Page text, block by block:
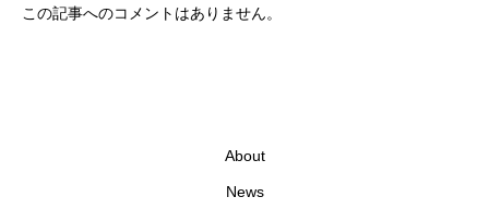
この記事へのコメントはありません。
About
News